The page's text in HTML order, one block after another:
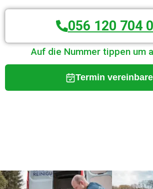
056 120 704
Auf die Nummer tippen um
Termin